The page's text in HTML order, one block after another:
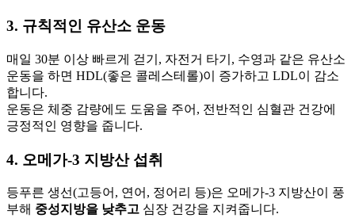
3. 규칙적인 유산소 운동
매일 30분 이상 빠르게 걷기, 자전거 타기, 수영과 같은 유산소
운동을 하면 HDL(좋은 콜레스테롤)이 증가하고 LDL이 감소
합니다.
운동은 체중 감량에도 도움을 주어, 전반적인 심혈관 건강에
긍정적인 영향을 줍니다.
4. 오메가-3 지방산 섭취
등푸른 생선(고등어, 연어, 정어리 등)은 오메가-3 지방산이 풍
부해 중성지방을 낮추고 심장 건강을 지켜줍니다.